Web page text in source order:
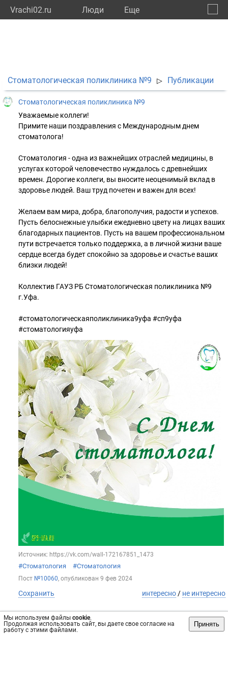
Vrachi02.ru Люди Eще
Мы используем файлы cookie.
Продолжая использовать сайт, вы даете свое согласие на
работу с этими файлами.
Принять
Стоматологическая поликлиника №9 ▷ Публикации
Стоматологическая поликлиника №9
Уважаемые коллеги!
Примите наши поздравления с Международным днем
стоматолога!
Стоматология - одна из важнейших отраслей медицины, в
услугах которой человечество нуждалось с древнейших
времен. Дорогие коллеги, вы вносите неоценимый вклад в
здоровье людей. Ваш труд почетен и важен для всех!
Желаем вам мира, добра, благополучия, радости и успехов.
Пусть белоснежные улыбки ежедневно цвету на лицах ваших
благодарных пациентов. Пусть на вашем профессиональном
пути встречается только поддержка, а в личной жизни ваше
сердце всегда будет спокойно за здоровье и счастье ваших
близки людей!
Коллектив ГАУЗ РБ Стоматологическая поликлиника №9
г.Уфа.
#стоматологическаяполиклиника9уфа #сп9уфа
#стоматологияуфа
Источник: https://vk.com/wall-172167851_1473
#Стоматология #Стоматология
Пост №10060, опубликован 9 фев 2024
Сохранить интересно / не интересно